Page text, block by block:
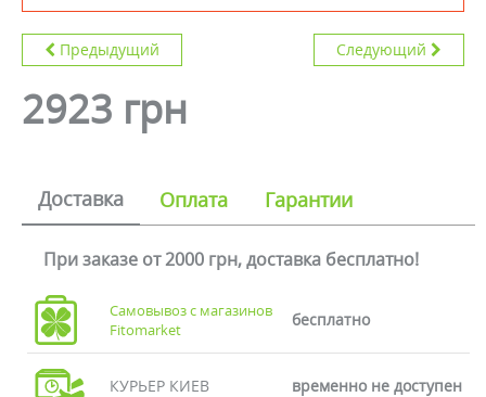
Предыдущий Следующий
2923 грн
Доставка Оплата Гарантии
При заказе от 2000 грн, доставка бесплатно!
Самовывоз с магазинов
Fitomarket
бесплатно
КУРЬЕР КИЕВ временно не доступен